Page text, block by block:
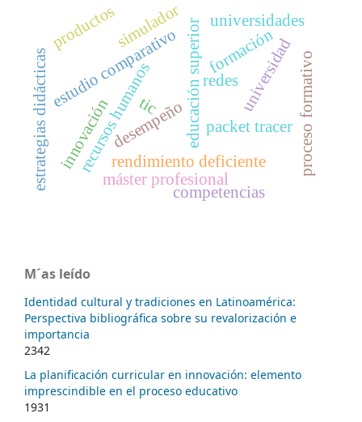
desempeñoeducación superiorformación
estudio comparativo
recursos humanos
simulador
packet tracer
redes
tic
estrategias didácticas proceso formativo
rendimiento deficiente
universidad
máster profesional
productos
competencias
innovación
universidades
M´as leído
Identidad cultural y tradiciones en Latinoamérica:
Perspectiva bibliográfica sobre su revalorización e
importancia
2342
La planificación curricular en innovación: elemento
imprescindible en el proceso educativo
1931